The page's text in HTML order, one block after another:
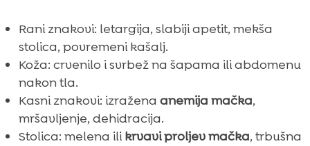
Rani znakovi: letargija, slabiji apetit, mekša
stolica, povremeni kašalj.
Koža: crvenilo i svrbež na šapama ili abdomenu
nakon tla.
Kasni znakovi: izražena anemija mačka,
mršavljenje, dehidracija.
Stolica: melena ilikrvavi proljev mačka, trbušna